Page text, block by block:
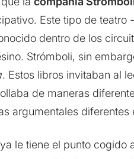
Este tipo de
dentro de los
Strómboli, sin
. Estos libros invitaban al
de maneras
argumentales
ya le tiene el punto cogido